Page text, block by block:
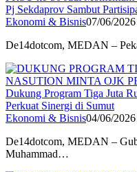
Pj Sekdaprov Sambut
Ekonomi & Bisnis07/06/2026
De14dotcom, MEDAN –
Dukung Program Tiga Juta
Perkuat Sinergi di Sumut
Ekonomi & Bisnis04/06/2026
De14dotcom, MEDAN –
Muhammad…